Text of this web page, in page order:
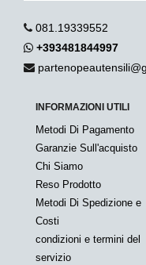
081.19339552
+393481844997
INFORMAZIONI UTILI
Metodi Di Pagamento
Garanzie Sull'acquisto
Chi Siamo
Reso Prodotto
Metodi Di Spedizione e
Costi
condizioni e termini del
servizio